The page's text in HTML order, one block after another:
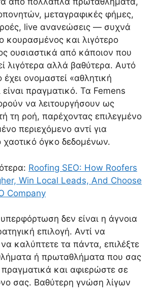
μεταγραφικές φήμες,
live ανανεώσεις — συχνά
κουρασμένος και λιγότερο
ουσιαστικά από κάποιον που
λιγότερα αλλά βαθύτερα. Αυτό
ονομαστεί «αθλητική
πραγματικό. Τα Femens
να λειτουργήσουν ως
τη ροή, παρέχοντας επιλεγμένο
περιεχόμενο αντί για
χαοτικό όγκο δεδομένων.
Roofing SEO: How Roofers
Win Local Leads, And Choose
Company
δεν είναι η άγνοια
επιλογή. Αντί να
καλύπτετε τα πάντα, επιλέξτε
ή πρωταθλήματα που σας
και αφιερώστε σε
σας. Βαθύτερη γνώση λίγων